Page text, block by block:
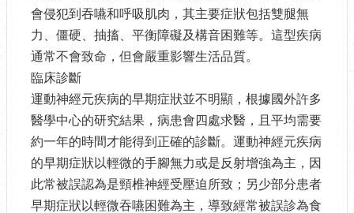
會侵犯到吞嚥和呼吸肌肉，其主要症狀包括雙腿無
力、僵硬、抽搐、平衡障礙及構音困難等。這型疾病
通常不會致命，但會嚴重影響生活品質。
臨床診斷
運動神經元疾病的早期症狀並不明顯，根據國外許多
醫學中心的研究結果，病患會四處求醫，且平均需要
約一年的時間才能得到正確的診斷。運動神經元疾病
的早期症狀以輕微的手腳無力或是反射增強為主，因
此常被誤認為是頸椎神經受壓迫所致；另少部分患者
早期症狀以輕微吞嚥困難為主，導致經常被誤診為食